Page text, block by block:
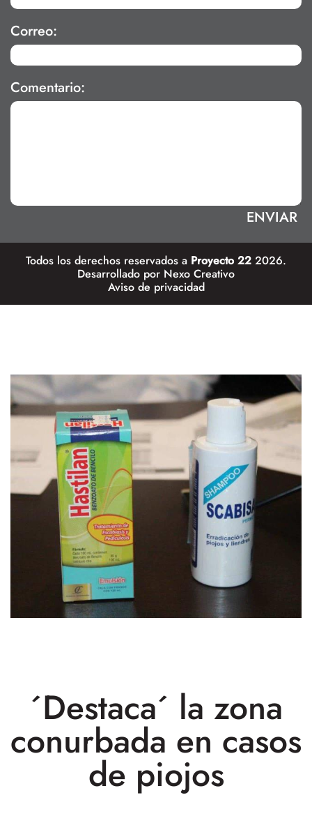
Correo:
Comentario:
Todos los derechos reservados a Proyecto 22 2026.
Desarrollado por Nexo Creativo
Aviso de privacidad
´Destaca´ la zona
conurbada en casos
de piojos